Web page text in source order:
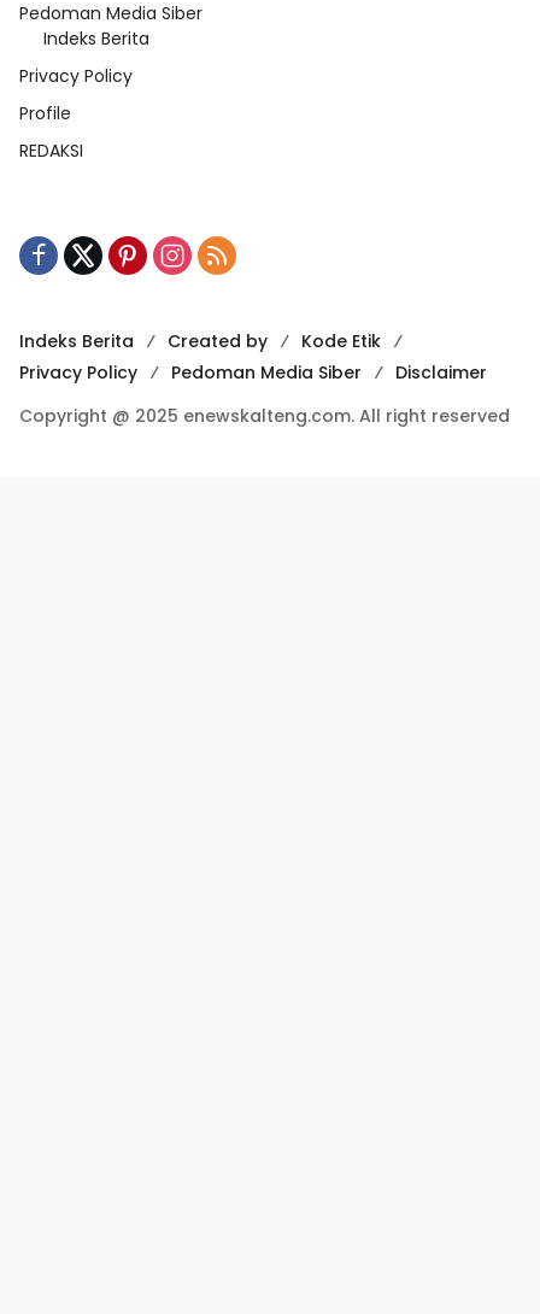
Pedoman Media Siber
Indeks Berita
Privacy Policy
Profile
REDAKSI
Indeks Berita Created by
Kode Etik
Privacy Policy
Pedoman Media Siber
Disclaimer
Copyright @ 2025 enewskalteng.com. All right reserved